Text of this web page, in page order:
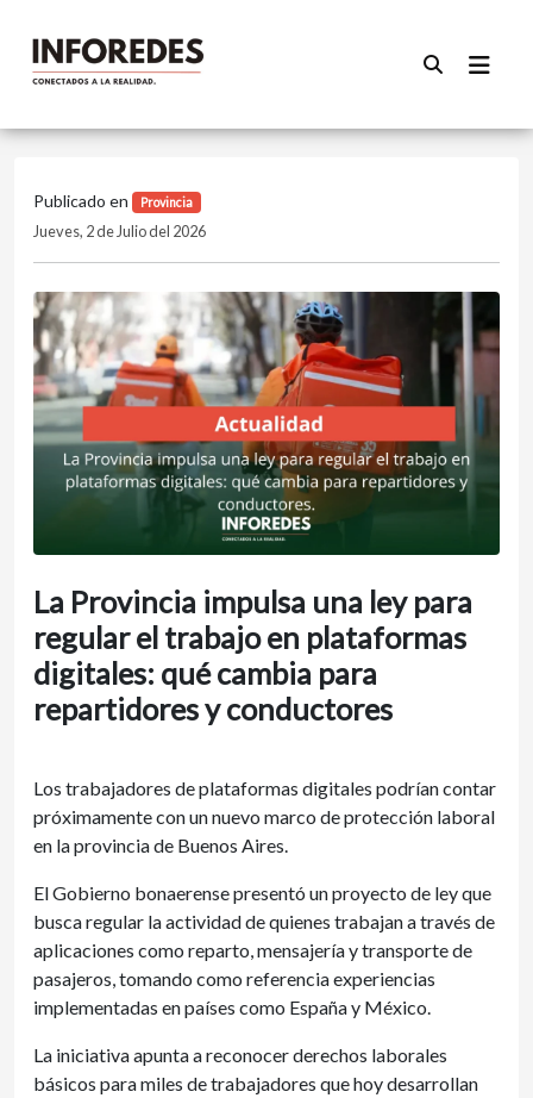
Publicado en Provincia
Jueves, 2 de Julio del 2026
La Provincia impulsa una ley para
regular el trabajo en plataformas
digitales: qué cambia para
repartidores y conductores
Los trabajadores de plataformas digitales podrían contar
próximamente con un nuevo marco de protección laboral
en la provincia de Buenos Aires.
El Gobierno bonaerense presentó un proyecto de ley que
busca regular la actividad de quienes trabajan a través de
aplicaciones como reparto, mensajería y transporte de
pasajeros, tomando como referencia experiencias
implementadas en países como España y México.
La iniciativa apunta a reconocer derechos laborales
básicos para miles de trabajadores que hoy desarrollan